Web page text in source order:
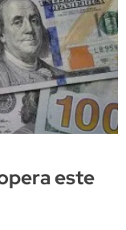
este